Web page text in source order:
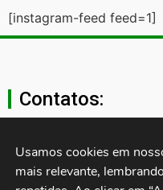
[instagram-feed feed=1]
Contatos:
Usamos cookies em
mais relevante,